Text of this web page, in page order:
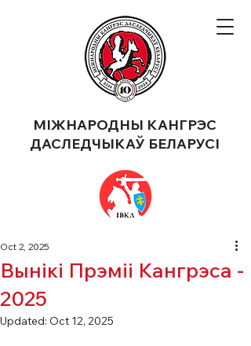
МІЖНАРОДНЫ КАНГРЭС
ДАСЛЕДЧЫКАЎ БЕЛАРУСІ
Вынікі Прэміі Кангрэса -
2025
Oct 2, 2025
Updated: Oct 12, 2025